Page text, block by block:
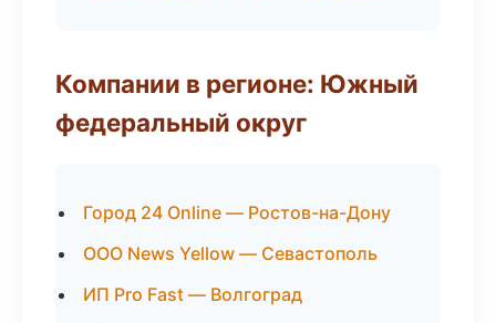
Компании в регионе: Южный
федеральный округ
Город 24 Online — Ростов-на-Дону
ООО News Yellow — Севастополь
ИП Pro Fast — Волгоград